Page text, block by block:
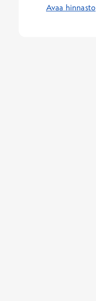
Avaa hinnasto